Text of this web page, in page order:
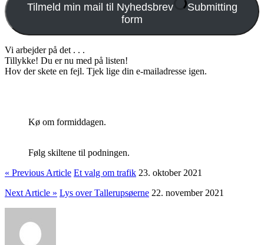
Tilmeld min mail til Nyhedsbrev
Submitting
form
Vi arbejder på det . . .
Tillykke! Du er nu med på listen!
Hov der skete en fejl. Tjek lige din e-mailadresse igen.
Kø om formiddagen.
Følg skiltene til podningen.
« Previous Article Et valg om trafik 23. oktober 2021
Next Article » Lys over Tallerupsøerne 22. november 2021